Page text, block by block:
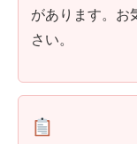
があります。お
さい。